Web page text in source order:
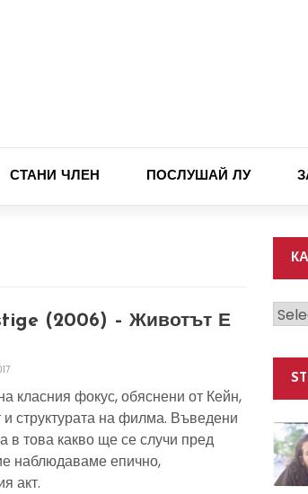
СТАНИ ЧЛЕН ПОСЛУШАЙ ЛУ
(2006) – Животът Е
класния фокус, обяснени от Кейн,
и структурата на филма. Въведени
в това какво ще се случи пред
наблюдаваме епично,
акт.